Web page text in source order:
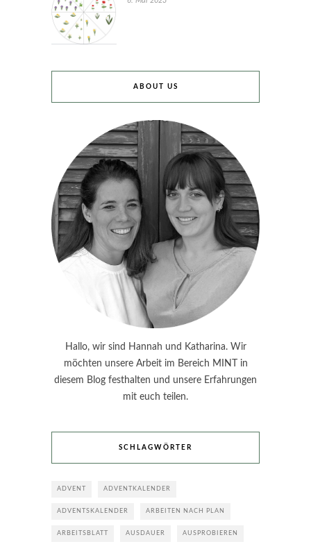
ABOUT US
Hallo, wir sind Hannah und Katharina. Wir
möchten unsere Arbeit im Bereich MINT in
diesem Blog festhalten und unsere Erfahrungen
mit euch teilen.
SCHLAGWÖRTER
ADVENT ADVENTKALENDER
ADVENTSKALENDER ARBEITEN NACH PLAN
ARBEITSBLATT AUSDAUER AUSPROBIEREN